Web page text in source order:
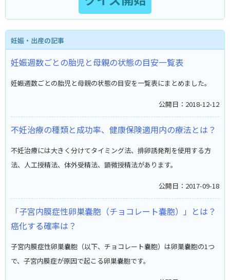
妊娠・出産の記事
妊娠週数ごとの胎児と母親の状態の目安一覧表
妊娠週数ごとの胎児と母親の状態の目安を一覧表にまとめました。
公開日：2018-12-12
不妊治療の種類と成功率、健康保険適用内の療法とは？
不妊治療には大きく分けてタイミング法、排卵誘発剤を使用する方
法、人工授精法、体外受精法、顕微授精法があります。
公開日：2017-09-18
「子宮内膜症性卵巣嚢胞（チョコレート嚢胞）」とは？
癌化する確率は？
子宮内膜症性卵巣嚢胞（以下、チョコレート嚢胞）は卵巣嚢胞の1つ
で、子宮内膜症が原因で起こる卵巣嚢胞です。